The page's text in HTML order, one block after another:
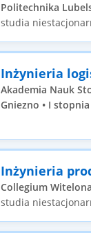
Politechnika
studia
Inżynieria
Akademia Nauk
Gniezno • I stopnia
Inżynieria
Collegium
studia